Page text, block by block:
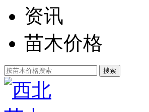
资讯
苗木价格